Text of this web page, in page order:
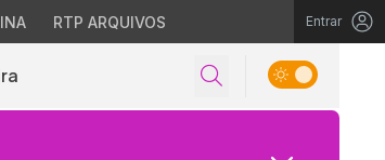
RTP ARQUIVOS Entrar